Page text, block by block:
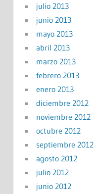
julio 2013
junio 2013
mayo 2013
abril 2013
marzo 2013
febrero 2013
enero 2013
diciembre 2012
noviembre 2012
octubre 2012
septiembre 2012
agosto 2012
julio 2012
junio 2012